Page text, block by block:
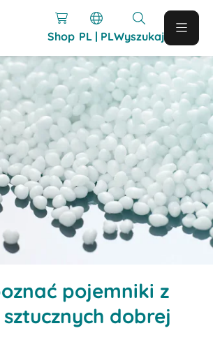
Shop PL | PLWyszukaj
pojemniki z
dobrej